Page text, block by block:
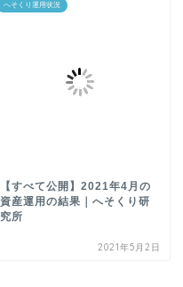
へそくり運用状況
【すべて公開】2021年4月の
資産運用の結果｜へそくり研
究所
2021年5月2日